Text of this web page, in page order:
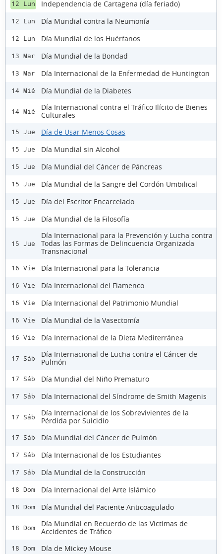
12 Lun Independencia de Cartagena (día feriado)
12 Lun Día Mundial contra la Neumonía
12 Lun Día Mundial de los Huérfanos
13 Mar Día Mundial de la Bondad
13 Mar Día Internacional de la Enfermedad de Huntington
14 Mié Día Mundial de la Diabetes
14 Mié
Día Internacional contra el Tráfico Ilícito de Bienes
Culturales
15 Jue Día de Usar Menos Cosas
15 Jue Día Mundial sin Alcohol
15 Jue Día Mundial del Cáncer de Páncreas
15 Jue Día Mundial de la Sangre del Cordón Umbilical
15 Jue Día del Escritor Encarcelado
15 Jue Día Mundial de la Filosofía
15 Jue
Día Internacional para la Prevención y Lucha contra
Todas las Formas de Delincuencia Organizada
Transnacional
16 Vie Día Internacional para la Tolerancia
16 Vie Día Internacional del Flamenco
16 Vie Día Internacional del Patrimonio Mundial
16 Vie Día Mundial de la Vasectomía
16 Vie Día Internacional de la Dieta Mediterránea
17 Sáb
Día Internacional de Lucha contra el Cáncer de
Pulmón
17 Sáb Día Mundial del Niño Prematuro
17 Sáb Día Internacional del Síndrome de Smith Magenis
17 Sáb
Día Internacional de los Sobrevivientes de la
Pérdida por Suicidio
17 Sáb Día Mundial del Cáncer de Pulmón
17 Sáb Día Internacional de los Estudiantes
17 Sáb Día Mundial de la Construcción
18 Dom Día Internacional del Arte Islámico
18 Dom Día Mundial del Paciente Anticoagulado
18 Dom
Día Mundial en Recuerdo de las Víctimas de
Accidentes de Tráfico
18 Dom Día de Mickey Mouse